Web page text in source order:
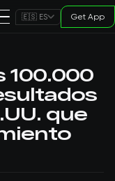
🇪🇸 ES Get App
100.000
que